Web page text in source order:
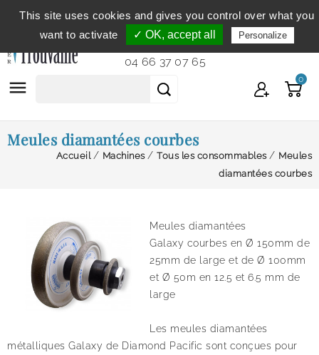
Service clientèle
du lundi au vendredi de 9h à 12h et
de 14h à 18h...
04 66 37 07 65
 0
Meules diamantées courbes
Accueil Machines Tous les consommables
Meules
diamantées courbes
Meules diamantées
Galaxy courbes en Ø 150mm de
25mm de large et de Ø 100mm
et Ø 50m en 12.5 et 6.5 mm de
large
Les meules diamantées
métalliques Galaxy de Diamond Pacific sont conçues pour
This site uses cookies and gives you control over what you
want to activate
✓ OK, accept all Personalize